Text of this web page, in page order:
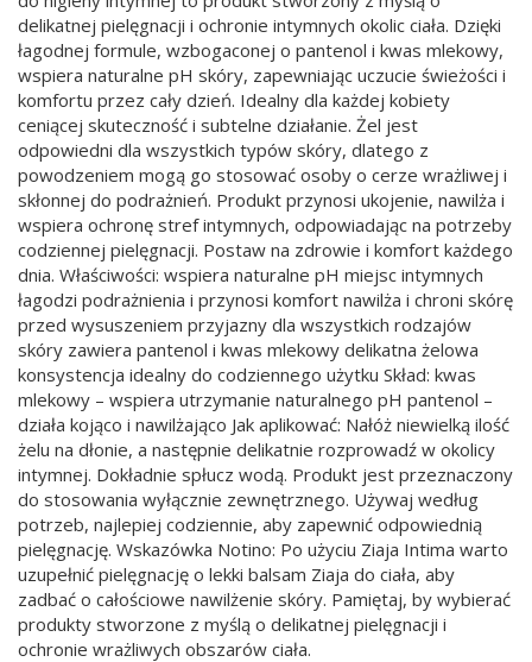
delikatnej pielęgnacji i ochronie intymnych okolic ciała. Dzięki
łagodnej formule, wzbogaconej o pantenol i kwas mlekowy,
wspiera naturalne pH skóry, zapewniając uczucie świeżości i
komfortu przez cały dzień. Idealny dla każdej kobiety
ceniącej skuteczność i subtelne działanie. Żel jest
odpowiedni dla wszystkich typów skóry, dlatego z
powodzeniem mogą go stosować osoby o cerze wrażliwej i
skłonnej do podrażnień. Produkt przynosi ukojenie, nawilża i
wspiera ochronę stref intymnych, odpowiadając na potrzeby
codziennej pielęgnacji. Postaw na zdrowie i komfort każdego
dnia. Właściwości: wspiera naturalne pH miejsc intymnych
łagodzi podrażnienia i przynosi komfort nawilża i chroni skórę
przed wysuszeniem przyjazny dla wszystkich rodzajów
skóry zawiera pantenol i kwas mlekowy delikatna żelowa
konsystencja idealny do codziennego użytku Skład: kwas
mlekowy – wspiera utrzymanie naturalnego pH pantenol –
działa kojąco i nawilżająco Jak aplikować: Nałóż niewielką ilość
żelu na dłonie, a następnie delikatnie rozprowadź w okolicy
intymnej. Dokładnie spłucz wodą. Produkt jest przeznaczony
do stosowania wyłącznie zewnętrznego. Używaj według
potrzeb, najlepiej codziennie, aby zapewnić odpowiednią
pielęgnację. Wskazówka Notino: Po użyciu Ziaja Intima warto
uzupełnić pielęgnację o lekki balsam Ziaja do ciała, aby
zadbać o całościowe nawilżenie skóry. Pamiętaj, by wybierać
produkty stworzone z myślą o delikatnej pielęgnacji i
ochronie wrażliwych obszarów ciała.